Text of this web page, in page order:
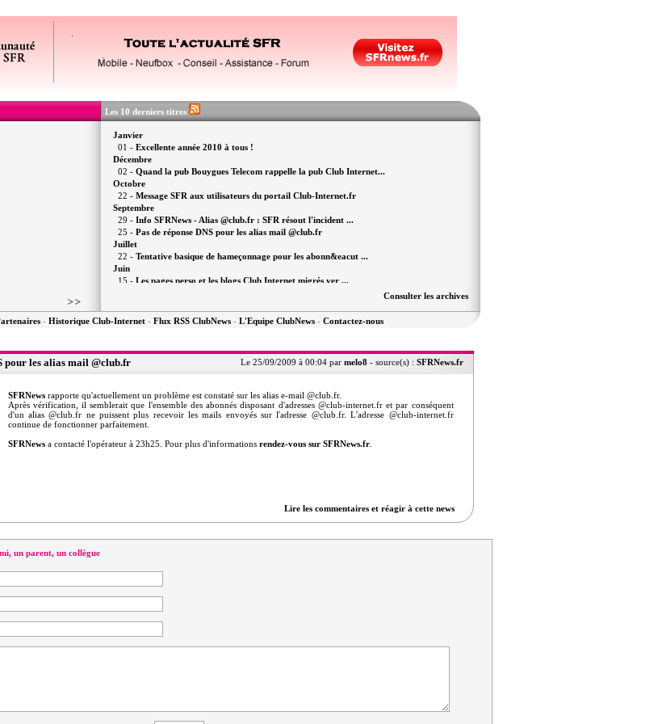
Les 10 derniers titres
Janvier
01 - Excellente année 2010 à tous !
Décembre
02 - Quand la pub Bouygues Telecom rappelle la pub Club Internet...
Octobre
22 - Message SFR aux utilisateurs du portail Club-Internet.fr
Septembre
29 - Info SFRNews - Alias @club.fr : SFR résout l'incident ...
25 - Pas de réponse DNS pour les alias mail @club.fr
Juillet
22 - Tentative basique de hameçonnage pour les abonn&eacut ...
Juin
15 - Les pages perso et les blogs Club Internet migrés ver ...
Avril
Interview exclusive : SFR s'explique au sujet de Club Internet
Consulter les archives
- Historique Club-Internet - Flux RSS ClubNews - L'Equipe ClubNews - Contactez-nous
pour les alias mail @club.fr Le 25/09/2009 à 00:04 par melo8- source(s) : SFRNews.fr
SFRNewsrapporte qu'actuellement un problème est constaté sur les alias e-mail @club.fr.
Après vérification, il semblerait que l'ensemble des abonnés disposant d'adresses @club-internet.fr et par conséquent
d'un alias @club.fr ne puissent plus recevoir les mails envoyés sur l'adresse @club.fr. L'adresse @club-internet.fr
continue de fonctionner parfaitement.
SFRNewsa contacté l'opérateur à 23h25. Pour plus d'informations rendez-vous sur SFRNews.fr.
Lire les commentaires et réagir à cette news
un parent, un collègue